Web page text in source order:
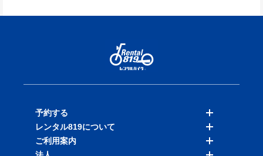
予約する
バイクを探す
店舗を探す
レンタル819について
料金表
ご利用案内